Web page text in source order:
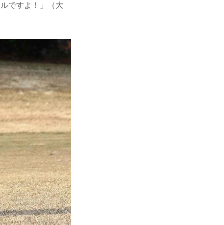
ですよ！」（大